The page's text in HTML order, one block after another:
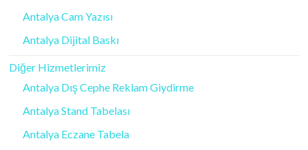
Antalya Cam Yazısı
Antalya Dijital Baskı
Diğer Hizmetlerimiz
Antalya Dış Cephe Reklam Giydirme
Antalya Stand Tabelası
Antalya Eczane Tabela